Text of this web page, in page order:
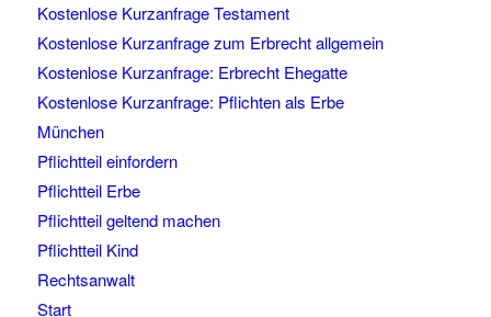
Kostenlose Kurzanfrage Testament
Kostenlose Kurzanfrage zum Erbrecht allgemein
Kostenlose Kurzanfrage: Erbrecht Ehegatte
Kostenlose Kurzanfrage: Pflichten als Erbe
München
Pflichtteil einfordern
Pflichtteil Erbe
Pflichtteil geltend machen
Pflichtteil Kind
Rechtsanwalt
Start